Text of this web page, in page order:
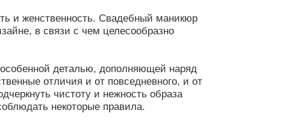
и женственность. Свадебный маникюр
в связи с чем целесообразно
деталью, дополняющей наряд
отличия и от повседневного, и от
чистоту и нежность образа
некоторые правила.